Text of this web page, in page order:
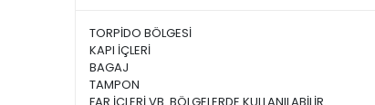
TORPİDO BÖLGESİ
KAPI İÇLERİ
BAGAJ
TAMPON